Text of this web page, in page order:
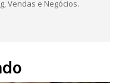
Vendas e Negócios.